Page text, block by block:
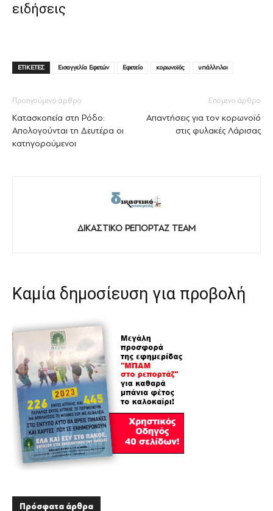
ειδήσεις
ΕΤΙΚΕΤΕΣ Εισαγγελία Εφετών Εφετείο κορωνοϊός υπάλληλοι
Προηγούμενο άρθρο
Κατασκοπεία στη Ρόδο:
Απολογούνται τη Δευτέρα οι
κατηγορούμενοι
Επόμενο άρθρο
Απαντήσεις για τον κορωνοϊό
στις φυλακές Λάρισας
ΔΙΚΑΣΤΙΚΟ ΡΕΠΟΡΤΑΖ TEAM
Καμία δημοσίευση για προβολή
Πρόσφατα άρθρα